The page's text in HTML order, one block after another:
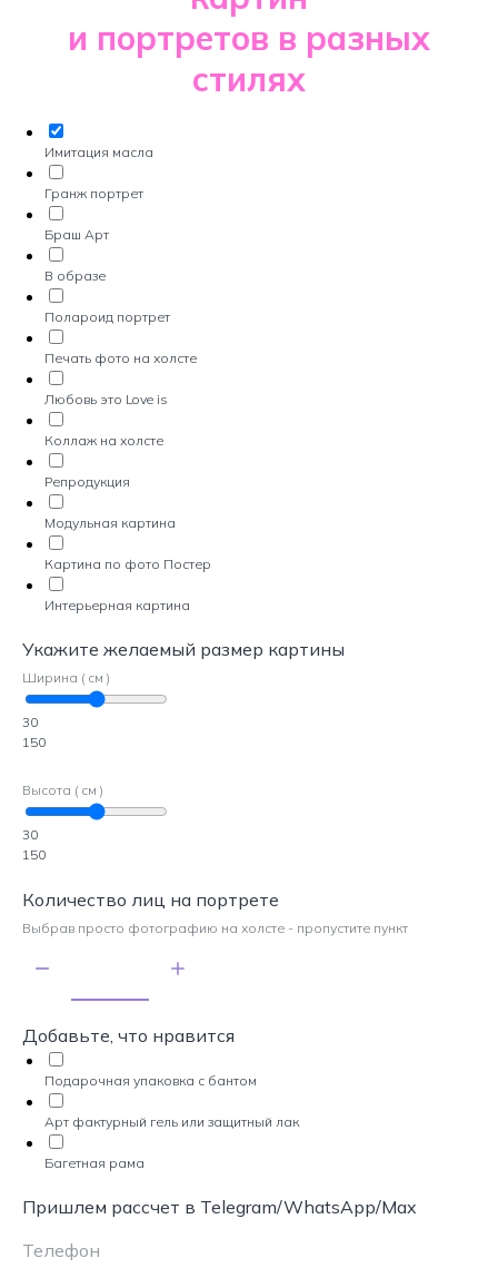
и портретов в разных
стилях
Имитация масла
Гранж портрет
Браш Арт
В образе
Полароид портрет
Печать фото на холсте
Любовь это Love is
Коллаж на холсте
Репродукция
Модульная картина
Картина по фото Постер
Интерьерная картина
Укажите желаемый размер картины
Ширина ( см )
30
150
Высота ( см )
30
150
Количество лиц на портрете
Выбрав просто фотографию на холсте - пропустите пункт
Добавьте, что нравится
Подарочная упаковка с бантом
Арт фактурный гель или защитный лак
Багетная рама
Пришлем рассчет в Telegram/WhatsApp/Max